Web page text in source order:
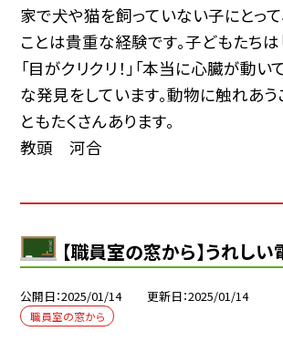
家で犬や猫を飼っていない子にとっ
ことは貴重な経験です。子どもたちは
「目がクリクリ！」「本当に心臓が動い
な発見をしています。動物に触れあう
ともたくさんあります。
教頭 河合
【職員室の窓から】うれしい
公開日 2025/01/14 更新日 2025/01/14
職員室の窓から